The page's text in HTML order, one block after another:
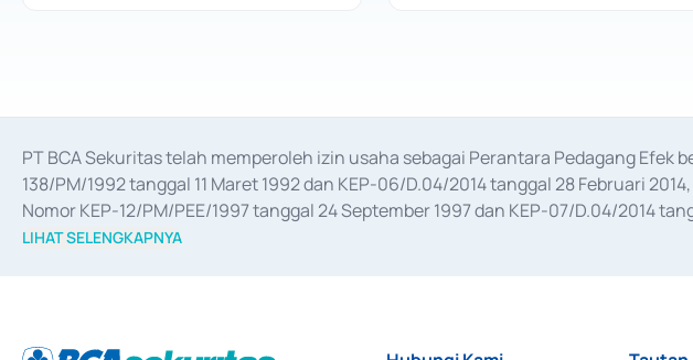
PT BCA Sekuritas telah memperoleh izin usaha sebagai Perantara Pedagang
138/PM/1992 tanggal 11 Maret 1992 dan KEP-06/D.04/2014 tanggal 28 Februari
Nomor KEP-12/PM/PEE/1997 tanggal 24 September 1997 dan KEP-07/D.04/2014
merger, akuisisi, divestasi, dan
LIHAT SELENGKAPNYA